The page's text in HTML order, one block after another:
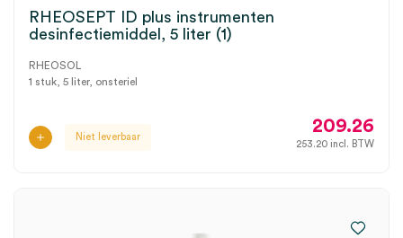
RHEOSEPT ID plus instrumenten
desinfectiemiddel, 5 liter (1)
RHEOSOL
1 stuk, 5 liter, onsteriel
Niet leverbaar
209.26
253.20 incl. BTW